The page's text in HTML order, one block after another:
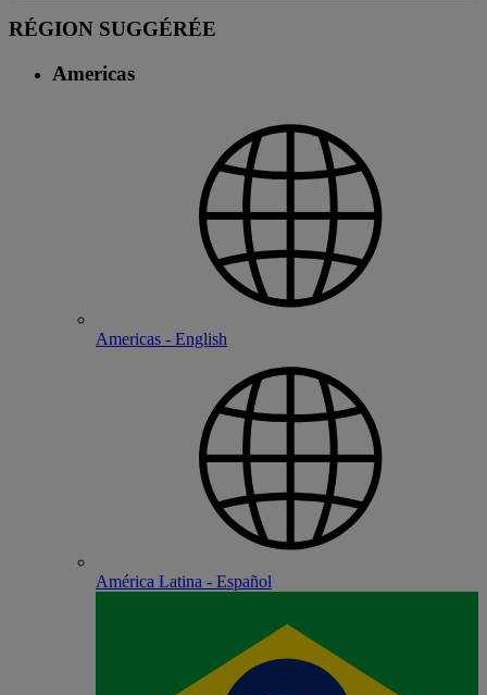
RÉGION SUGGÉRÉE
Americas
Americas - English
América Latina - Español